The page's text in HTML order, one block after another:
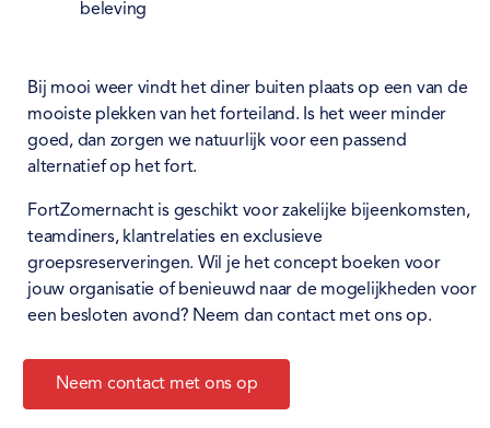
beleving
Bij mooi weer vindt het diner buiten plaats op een van de
mooiste plekken van het forteiland. Is het weer minder
goed, dan zorgen we natuurlijk voor een passend
alternatief op het fort.
FortZomernacht is geschikt voor zakelijke bijeenkomsten,
teamdiners, klantrelaties en exclusieve
groepsreserveringen. Wil je het concept boeken voor
jouw organisatie of benieuwd naar de mogelijkheden voor
een besloten avond? Neem dan contact met ons op.
Neem contact met ons op